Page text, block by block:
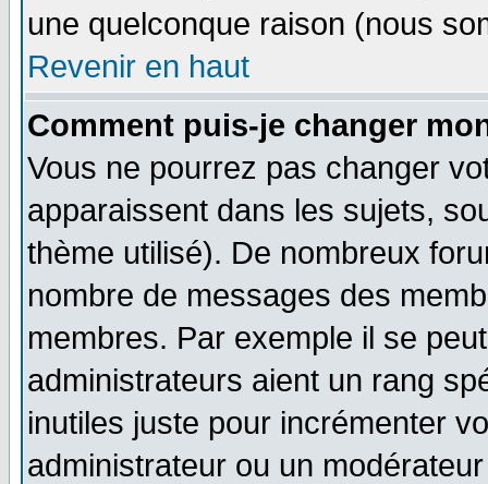
une quelconque raison (nous
Revenir en haut
Comment puis-je changer
Vous ne pourrez pas changer
apparaissent dans les sujets,
thème utilisé). De nombreux
nombre de messages des
membres. Par exemple il se
administrateurs aient un rang
inutiles juste pour incrémenter
administrateur ou un